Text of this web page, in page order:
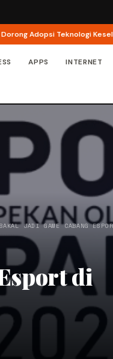
Keselamatan Jadi
APPS INTERNET
JADI GAME CABANG
di